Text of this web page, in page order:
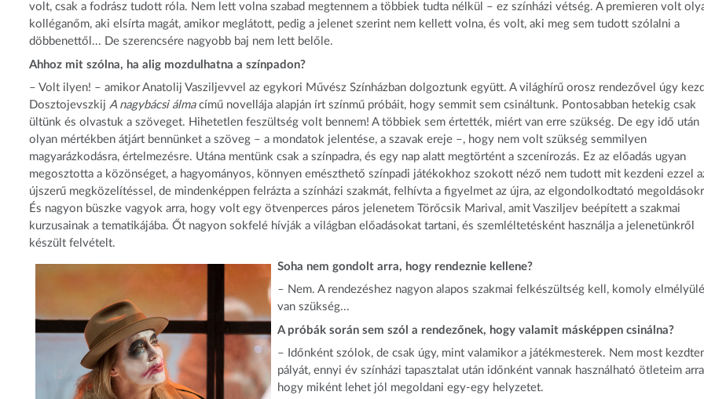
volt, csak a fodrász tudott róla. Nem lett volna szabad megtennem a többiek tudta nélkül – ez színházi vétség. A premieren volt
kolléganőm, aki elsírta magát, amikor meglátott, pedig a jelenet szerint nem kellett volna, és volt, aki meg sem tudott szólalni a
döbbenettől... De szerencsére nagyobb baj nem lett belőle.
Ahhoz mit szólna, ha alig mozdulhatna a színpadon?
– Volt ilyen! – amikor Anatolij Vasziljevvel az egykori Művész Színházban dolgoztunk együtt. A világhírű orosz rendezővel úgy
Dosztojevszkij A nagybácsi álmacímű novellája alapján írt színmű próbáit, hogy semmit sem csináltunk. Pontosabban hetekig csak
ültünk és olvastuk a szöveget. Hihetetlen feszültség volt bennem! A többiek sem értették, miért van erre szükség. De egy idő után
olyan mértékben átjárt bennünket a szöveg – a mondatok jelentése, a szavak ereje –, hogy nem volt szükség semmilyen
magyarázkodásra, értelmezésre. Utána mentünk csak a színpadra, és egy nap alatt megtörtént a szcenírozás. Ez az előadás ugyan
megosztotta a közönséget, a hagyományos, könnyen emészthető színpadi játékokhoz szokott néző nem tudott mit kezdeni ezzel
újszerű megközelítéssel, de mindenképpen felrázta a színházi szakmát, felhívta a figyelmet az újra, az elgondolkodtató
És nagyon büszke vagyok arra, hogy volt egy ötvenperces páros jelenetem Törőcsik Marival, amit Vasziljev beépített a szakmai
kurzusainak a tematikájába. Őt nagyon sokfelé hívják a világban előadásokat tartani, és szemléltetésként használja a jelenetünkről
készült felvételt.
Soha nem gondolt arra, hogy rendeznie kellene?
– Nem. A rendezéshez nagyon alapos szakmai felkészültség kell, komoly
van szükség...
A próbák során sem szól a rendezőnek, hogy valamit másképpen csinálna?
– Időnként szólok, de csak úgy, mint valamikor a játékmesterek. Nem most
pályát, ennyi év színházi tapasztalat után időnként vannak használható ötleteim
hogy miként lehet jól megoldani egy-egy helyzetet.